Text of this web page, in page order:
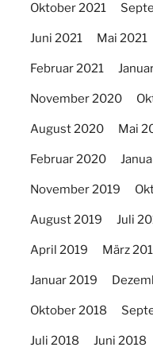
Oktober 2021
Juni 2021 Mai 2021
Februar 2021
November 2020
August 2020 Mai
Februar 2020
November 2019
August 2019 Juli
April 2019 März
Januar 2019
Oktober 2018
Juli 2018 Juni 2018